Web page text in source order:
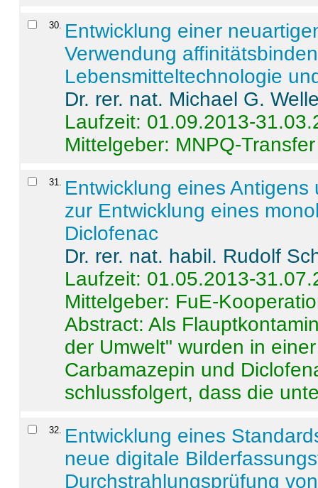
30. Entwicklung einer
Verwendung
Lebensmitteltechnologie
Dr. rer. nat. Michael G.
Laufzeit: 01.09.2013-
Mittelgeber: MNPQ-Transfer
31. Entwicklung eines
zur Entwicklung eines
Diclofenac
Dr. rer. nat. habil. Rudolf
Laufzeit: 01.05.2013-
Mittelgeber: FuE-
Abstract:Als
der Umwelt" wurden in
Carbamazepin und
schlussfolgert, dass die
32. Entwicklung eines
neue digitale
Durchstrahlungsprüfung